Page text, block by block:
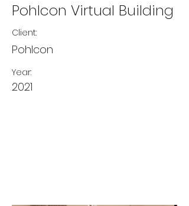
Pohlcon Virtual Building
Client:
Pohlcon
Year:
2021